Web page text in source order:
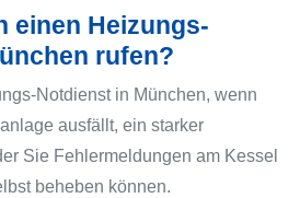
einen Heizungs-
rufen?
Notdienst in München, wenn
ausfällt, ein starker
Sie Fehlermeldungen am Kessel
beheben können.